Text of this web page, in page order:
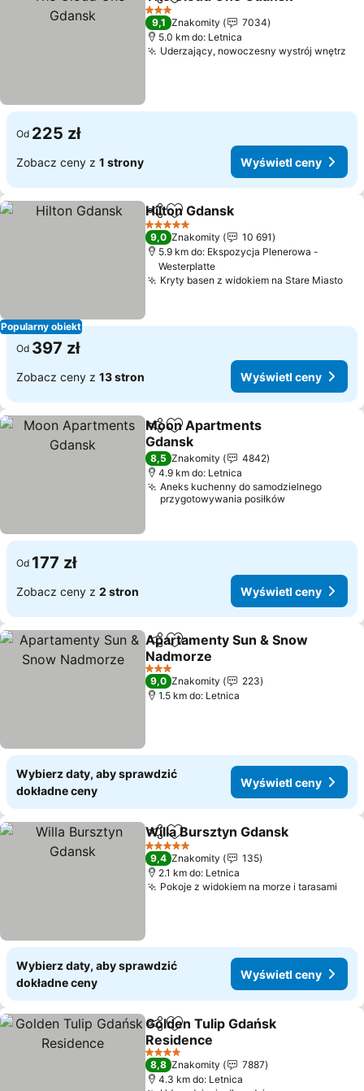
Udostępnij
Dodaj do ulubionych
3 Kategoria
9,1 Znakomity
7034
5.0 km do: Letnica
Uderzający, nowoczesny wystrój wnętrz
Od 225 zł
Zobacz ceny z 1 strony Wyświetl ceny
Popularny obiekt
Udostępnij
Dodaj do ulubionych
Hilton Gdansk
5 Kategoria
9,0 Znakomity
10 691
5.9 km do: Ekspozycja Plenerowa -
Westerplatte
Kryty basen z widokiem na Stare Miasto
Od 397 zł
Zobacz ceny z 13 stron Wyświetl ceny
Udostępnij
Dodaj do ulubionych
Moon Apartments
Gdansk
Wyświetl ceny
8,5 Znakomity
4842
4.9 km do: Letnica
Aneks kuchenny do samodzielnego
przygotowywania posiłków
Od 177 zł
Zobacz ceny z 2 stron Wyświetl ceny
Udostępnij
Dodaj do ulubionych
Apartamenty Sun & Snow
Nadmorze
Wyświetl ceny
3 Kategoria
9,0 Znakomity
223
1.5 km do: Letnica
Wybierz daty, aby sprawdzić
dokładne ceny
Wyświetl ceny
Udostępnij
Dodaj do ulubionych
Willa Bursztyn Gdansk
5 Kategoria
9,4 Znakomity
135
2.1 km do: Letnica
Pokoje z widokiem na morze i tarasami
Wybierz daty, aby sprawdzić
dokładne ceny
Wyświetl ceny
Udostępnij
Dodaj do ulubionych
Golden Tulip Gdańsk
Residence
Wyświetl ceny
4 Kategoria
8,8 Znakomity
7887
4.3 km do: Letnica